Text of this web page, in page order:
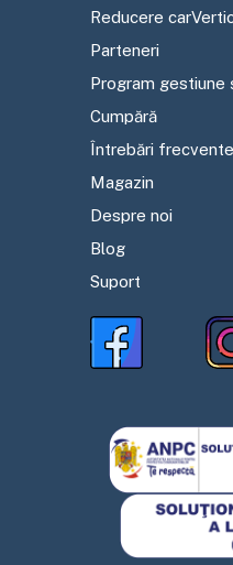
Reducere
Parteneri
Program gestiune
Cumpără
Întrebări frecvente
Magazin
Despre noi
Blog
Suport